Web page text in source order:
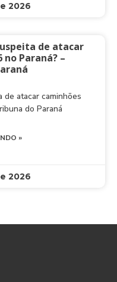
2026
de atacar
no Paraná? –
de atacar caminhões
do Paraná
»
2026